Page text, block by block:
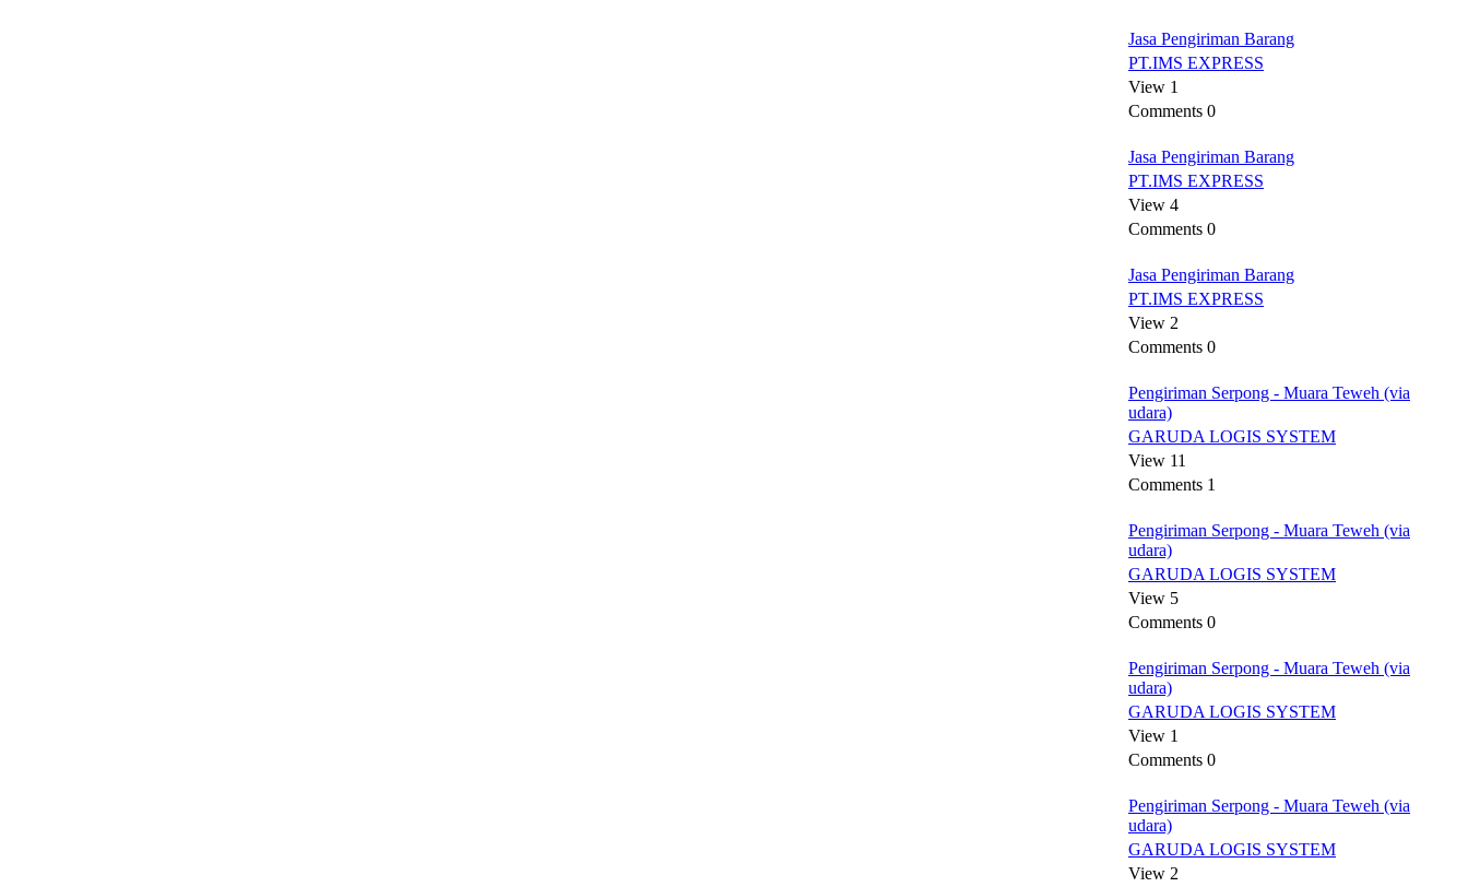
Jasa Pengiriman Barang
PT.IMS EXPRESS
View 1
Comments 0
Jasa Pengiriman Barang
PT.IMS EXPRESS
View 4
Comments 0
Jasa Pengiriman Barang
PT.IMS EXPRESS
View 2
Comments 0
Pengiriman Serpong - Muara Teweh (via
udara)
GARUDA LOGIS SYSTEM
View 11
Comments 1
Pengiriman Serpong - Muara Teweh (via
udara)
GARUDA LOGIS SYSTEM
View 5
Comments 0
Pengiriman Serpong - Muara Teweh (via
udara)
GARUDA LOGIS SYSTEM
View 1
Comments 0
Pengiriman Serpong - Muara Teweh (via
udara)
GARUDA LOGIS SYSTEM
View 2